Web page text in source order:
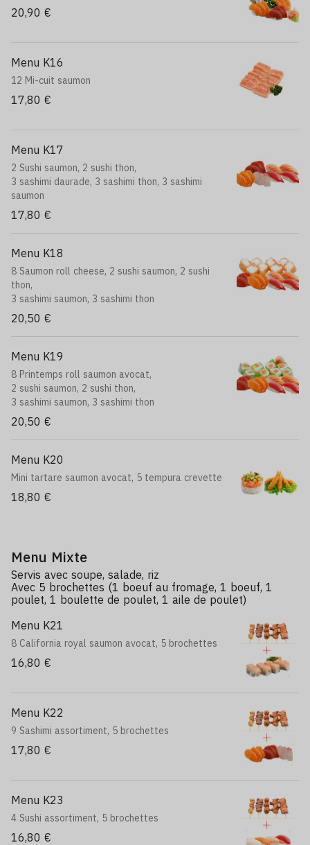
20,90 €
Menu K16
12 Mi-cuit saumon
17,80 €
Menu K17
2 Sushi saumon, 2 sushi thon,
3 sashimi daurade, 3 sashimi thon, 3 sashimi
saumon
17,80 €
Menu K18
8 Saumon roll cheese, 2 sushi saumon, 2 sushi
thon,
3 sashimi saumon, 3 sashimi thon
20,50 €
Menu K19
8 Printemps roll saumon avocat,
2 sushi saumon, 2 sushi thon,
3 sashimi saumon, 3 sashimi thon
20,50 €
Menu K20
Mini tartare saumon avocat, 5 tempura crevette
18,80 €
Menu Mixte
Servis avec soupe, salade, riz
Avec 5 brochettes (1 boeuf au fromage, 1 boeuf, 1
poulet, 1 boulette de poulet, 1 aile de poulet)
Menu K21
8 California royal saumon avocat, 5 brochettes
16,80 €
Menu K22
9 Sashimi assortiment, 5 brochettes
17,80 €
Menu K23
4 Sushi assortiment, 5 brochettes
16,80 €